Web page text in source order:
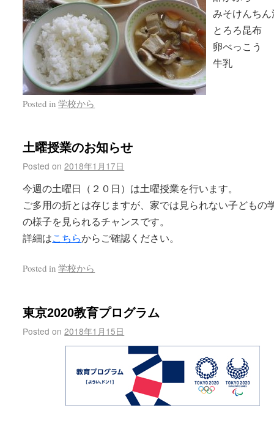
みそけんちん
とろろ昆布
卵べっこう
牛乳
Posted in 学校から
土曜授業のお知らせ
Posted on 2018年1月17日
今週の土曜日（２０日）は土曜授業を行います。
ご多用の折とは存じますが、家では見られない子どもの
の様子を見られるチャンスです。
詳細はこちらからご確認ください。
Posted in 学校から
東京2020教育プログラム
Posted on 2018年1月15日